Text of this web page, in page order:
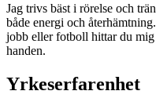
Jag trivs bäst i rörelse och
både energi och
jobb eller fotboll hittar du
handen.
Yrkeserfarenhet